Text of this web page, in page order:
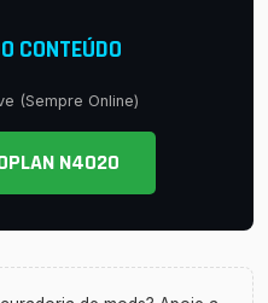
CONTEÚDO
(Sempre Online)
N4020